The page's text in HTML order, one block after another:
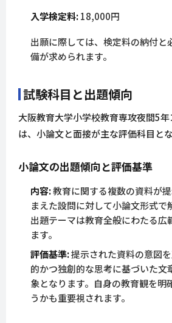
入学検定料:18,000円
出願に際しては、検定料の納付と
備が求められます。
試験科目と出題傾向
大阪教育大学小学校教育専攻夜間5
は、小論文と面接が主な評価科目とな
小論文の出題傾向と評価基準
内容:教育に関する複数の資料が
まえた設問に対して小論文形式で
出題テーマは教育全般にわたる広
ます。
評価基準:提示された資料の意図
的かつ独創的な思考に基づいた文
象となります。自身の教育観を明
うかも重要視されます。